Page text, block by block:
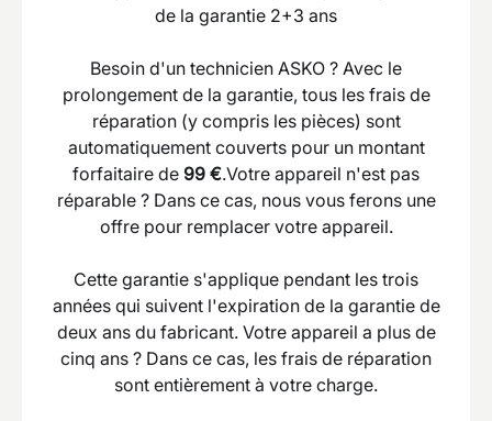
de la garantie 2+3 ans
Besoin d'un technicien ASKO ? Avec le
prolongement de la garantie, tous les frais de
réparation (y compris les pièces) sont
automatiquement couverts pour un montant
forfaitaire de 99 €.Votre appareil n'est pas
réparable ? Dans ce cas, nous vous ferons une
offre pour remplacer votre appareil.
Cette garantie s'applique pendant les trois
années qui suivent l'expiration de la garantie de
deux ans du fabricant. Votre appareil a plus de
cinq ans ? Dans ce cas, les frais de réparation
sont entièrement à votre charge.